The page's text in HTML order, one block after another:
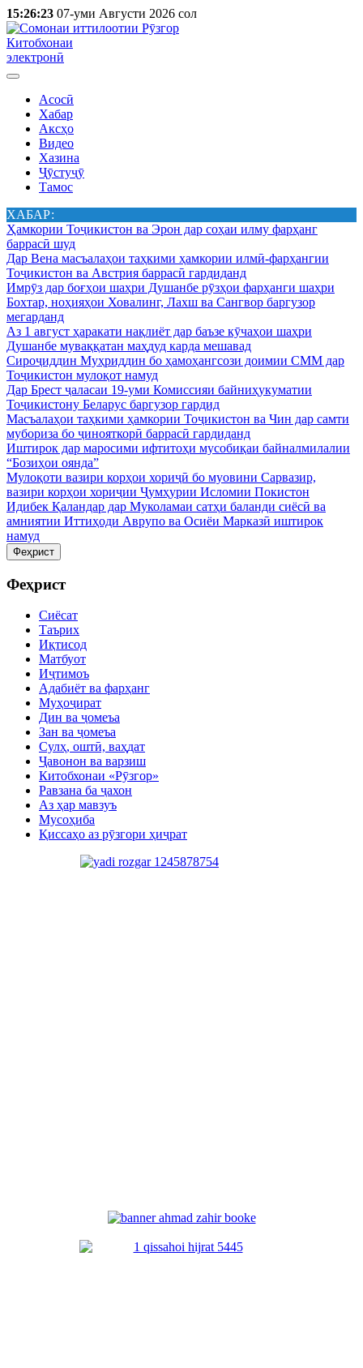
15:26:23 07-уми Августи 2026 сол
Китобхонаи
электронӣ
Асосӣ
Хабар
Аксҳо
Видео
Хазина
Ҷӯстуҷӯ
Тамос
ХАБАР:
Ҳамкории Тоҷикистон ва Эрон дар соҳаи илму фарҳанг
баррасӣ шуд
Дар Вена масъалаҳои таҳкими ҳамкории илмӣ-фарҳангии
Тоҷикистон ва Австрия баррасӣ гардиданд
Имрӯз дар боғҳои шаҳри Душанбе рӯзҳои фарҳанги шаҳри
Бохтар, ноҳияҳои Ховалинг, Лахш ва Сангвор баргузор
мегарданд
Аз 1 август ҳаракати нақлиёт дар баъзе кӯчаҳои шаҳри
Душанбе муваққатан маҳдуд карда мешавад
Сироҷиддин Муҳриддин бо ҳамоҳангсози доимии СММ дар
Тоҷикистон мулоқот намуд
Дар Брест ҷаласаи 19-уми Комиссияи байниҳукуматии
Тоҷикистону Беларус баргузор гардид
Масъалаҳои таҳкими ҳамкории Тоҷикистон ва Чин дар самти
мубориза бо ҷинояткорӣ баррасӣ гардиданд
Иштирок дар маросими ифтитоҳи мусобиқаи байналмилалии
“Бозиҳои оянда”
Мулоқоти вазири корҳои хориҷӣ бо муовини Сарвазир,
вазири корҳои хориҷии Ҷумҳурии Исломии Покистон
Идибек Қаландар дар Муколамаи сатҳи баланди сиёсӣ ва
амниятии Иттиҳоди Аврупо ва Осиёи Марказӣ иштирок
намуд
Феҳрист
Феҳрист
Сиёсат
Таърих
Иқтисод
Матбуот
Иҷтимоъ
Адабиёт ва фарҳанг
Муҳоҷират
Дин ва ҷомеъа
Зан ва ҷомеъа
Сулҳ, оштӣ, ваҳдат
Ҷавонон ва варзиш
Китобхонаи «Рӯзгор»
Равзана ба ҷахон
Аз ҳар мавзуъ
Мусоҳиба
Қиссаҳо аз рӯзгори ҳиҷрат